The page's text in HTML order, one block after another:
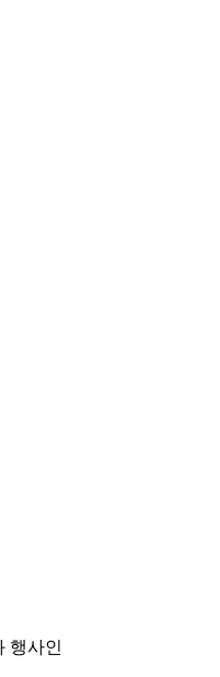
행사인